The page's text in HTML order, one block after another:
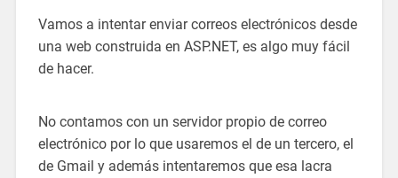
Vamos a intentar enviar correos electrónicos desde
una web construida en ASP.NET, es algo muy fácil
de hacer.
No contamos con un servidor propio de correo
electrónico por lo que usaremos el de un tercero, el
de Gmail y además intentaremos que esa lacra